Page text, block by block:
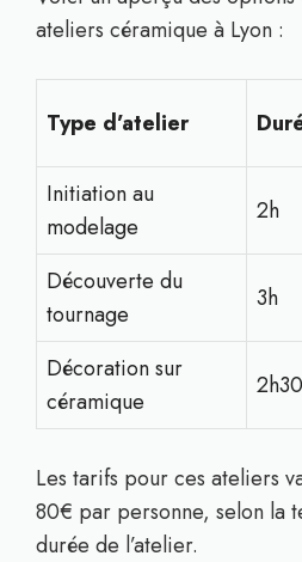
ateliers céramique à Lyon :
Type d’atelier
Initiation au
modelage
2h
Découverte du
tournage
3h
Décoration sur
céramique
2h30
Les tarifs pour ces ateliers
80€ par personne, selon la
durée de l’atelier.